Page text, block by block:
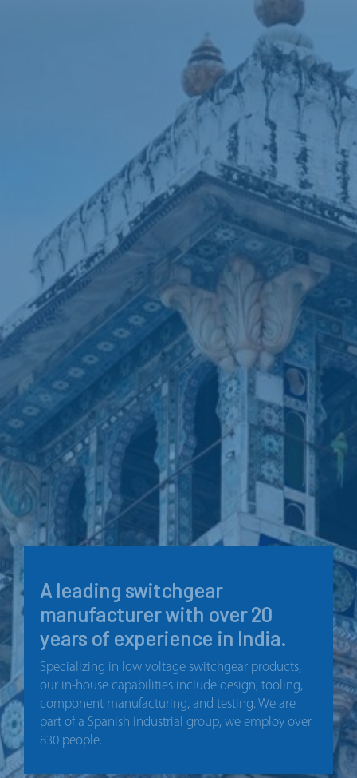
A leading switchgear
manufacturer with over 20
years of experience in India.
Specializing in low voltage switchgear products,
our in-house capabilities include design, tooling,
component manufacturing, and testing. We are
part of a Spanish industrial group, we employ over
830 people.